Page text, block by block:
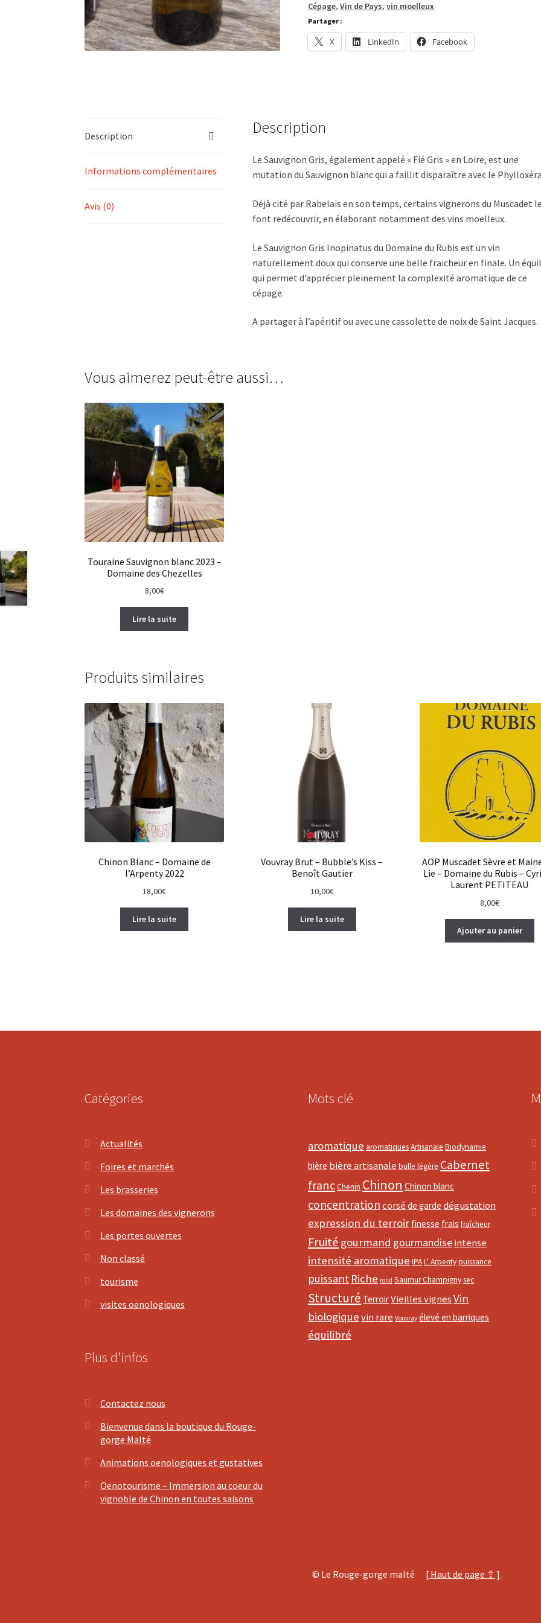
du
Rubis
Cépage,Vin de Pays,vin moelleux
Partager :
X LinkedIn Facebook
Description
Informations complémentaires
Avis (0)
Description
Le Sauvignon Gris, également appelé « Fié Gris » en Loire, est une
mutation du Sauvignon blanc qui a faillit disparaître avec le
Déjà cité par Rabelais en son temps, certains vignerons du Muscadet le
font redécouvrir, en élaborant notamment des vins moelleux.
Le Sauvignon Gris Inopinatus du Domaine du Rubis est un vin
naturellement doux qui conserve une belle fraicheur en finale. Un
qui permet d’apprécier pleinement la complexité aromatique de ce
cépage.
A partager à l’apéritif ou avec une cassolette de noix de Saint Jacques.
Vous aimerez peut-être aussi…
Touraine Sauvignon blanc 2023 –
Domaine des Chezelles
8,00€
Lire la suite
Produits similaires
Chinon Blanc – Domaine de
l’Arpenty 2022
18,00€
Lire la suite
Vouvray Brut – Bubble’s Kiss –
Benoît Gautier
10,00€
Lire la suite
AOP Muscadet Sèvre et
Lie – Domaine du Rubis –
Laurent PETITEAU
8,00€
Ajouter au panier
Catégories
Actualités
Foires et marchés
Les brasseries
Les domaines des vignerons
Les portes ouvertes
Non classé
tourisme
visites oenologiques
Plus d’infos
Contactez nous
Bienvenue dans la boutique du Rouge-
gorge Malté
Animations oenologiques et gustatives
Oenotourisme – Immersion au coeur du
vignoble de Chinon en toutes saisons
Mots clé
aromatique aromatiquesArtisanale Biodynamie
bière bière artisanale bulle légère Cabernet
francChenin Chinon Chinon blanc
concentrationcorsé de garde dégustation
expression du terroir finesse frais fraîcheur
Fruité gourmand gourmandiseintense
intensité aromatique IPAL' Arpentypuissance
puissant Riche rond Saumur Champignysec
Structuré TerroirVieilles vignesVin
biologiquevin rare Vouvray élevé en barriques
équilibré
© Le Rouge-gorge malté [ Haut de page ⇪ ]